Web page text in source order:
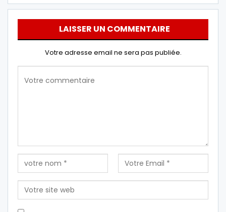
LAISSER UN COMMENTAIRE
Votre adresse email ne sera pas publiée.